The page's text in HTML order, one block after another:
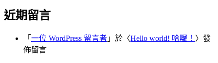
近期留言
「 一位 WordPress 留言者 」於〈Hello world! 哈囉！ 〉發
佈留言